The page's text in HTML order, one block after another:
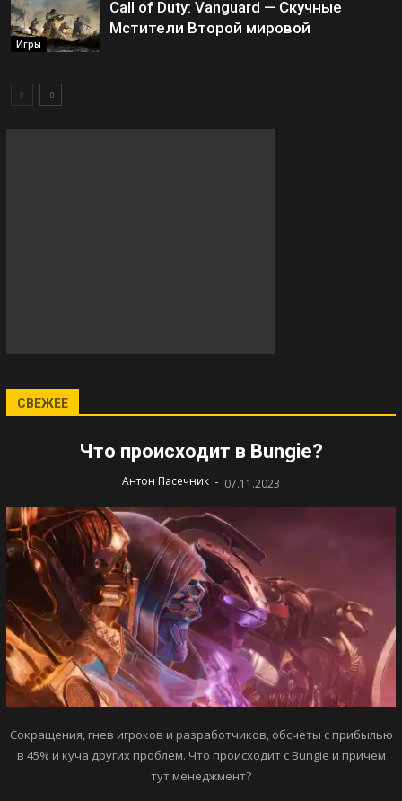
Игры
Call of Duty: Vanguard — Скучные
Мстители Второй мировой
СВЕЖЕЕ
Что происходит в Bungie?
Антон Пасечник - 07.11.2023
Сокращения, гнев игроков и разработчиков, обсчеты с прибылью
в 45% и куча других проблем. Что происходит с Bungie и причем
тут менеджмент?